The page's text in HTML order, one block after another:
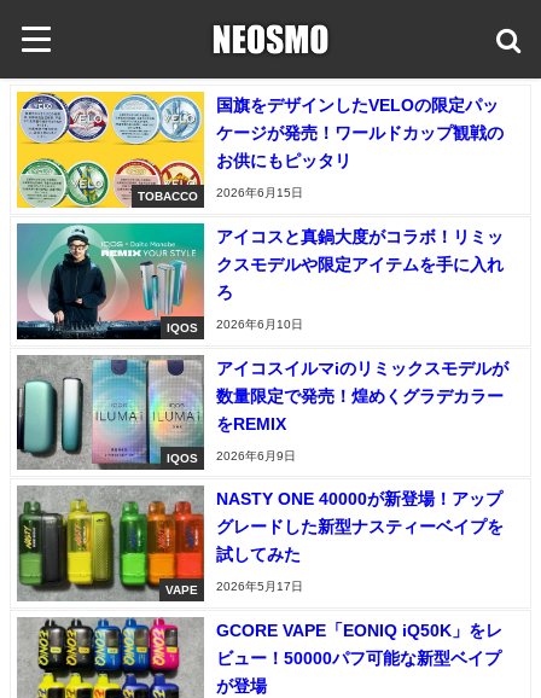
TOBACCO
国旗をデザインしたVELOの限定パッ
ケージが発売！ワールドカップ観戦の
お供にもピッタリ
2026年6月15日
IQOS
アイコスと真鍋大度がコラボ！リミッ
クスモデルや限定アイテムを手に入れ
ろ
2026年6月10日
IQOS
アイコスイルマiのリミックスモデルが
数量限定で発売！煌めくグラデカラー
をREMIX
2026年6月9日
VAPE
NASTY ONE 40000が新登場！アップ
グレードした新型ナスティーベイプを
試してみた
2026年5月17日
GCORE VAPE「EONIQ iQ50K」をレ
ビュー！50000パフ可能な新型ベイプ
が登場